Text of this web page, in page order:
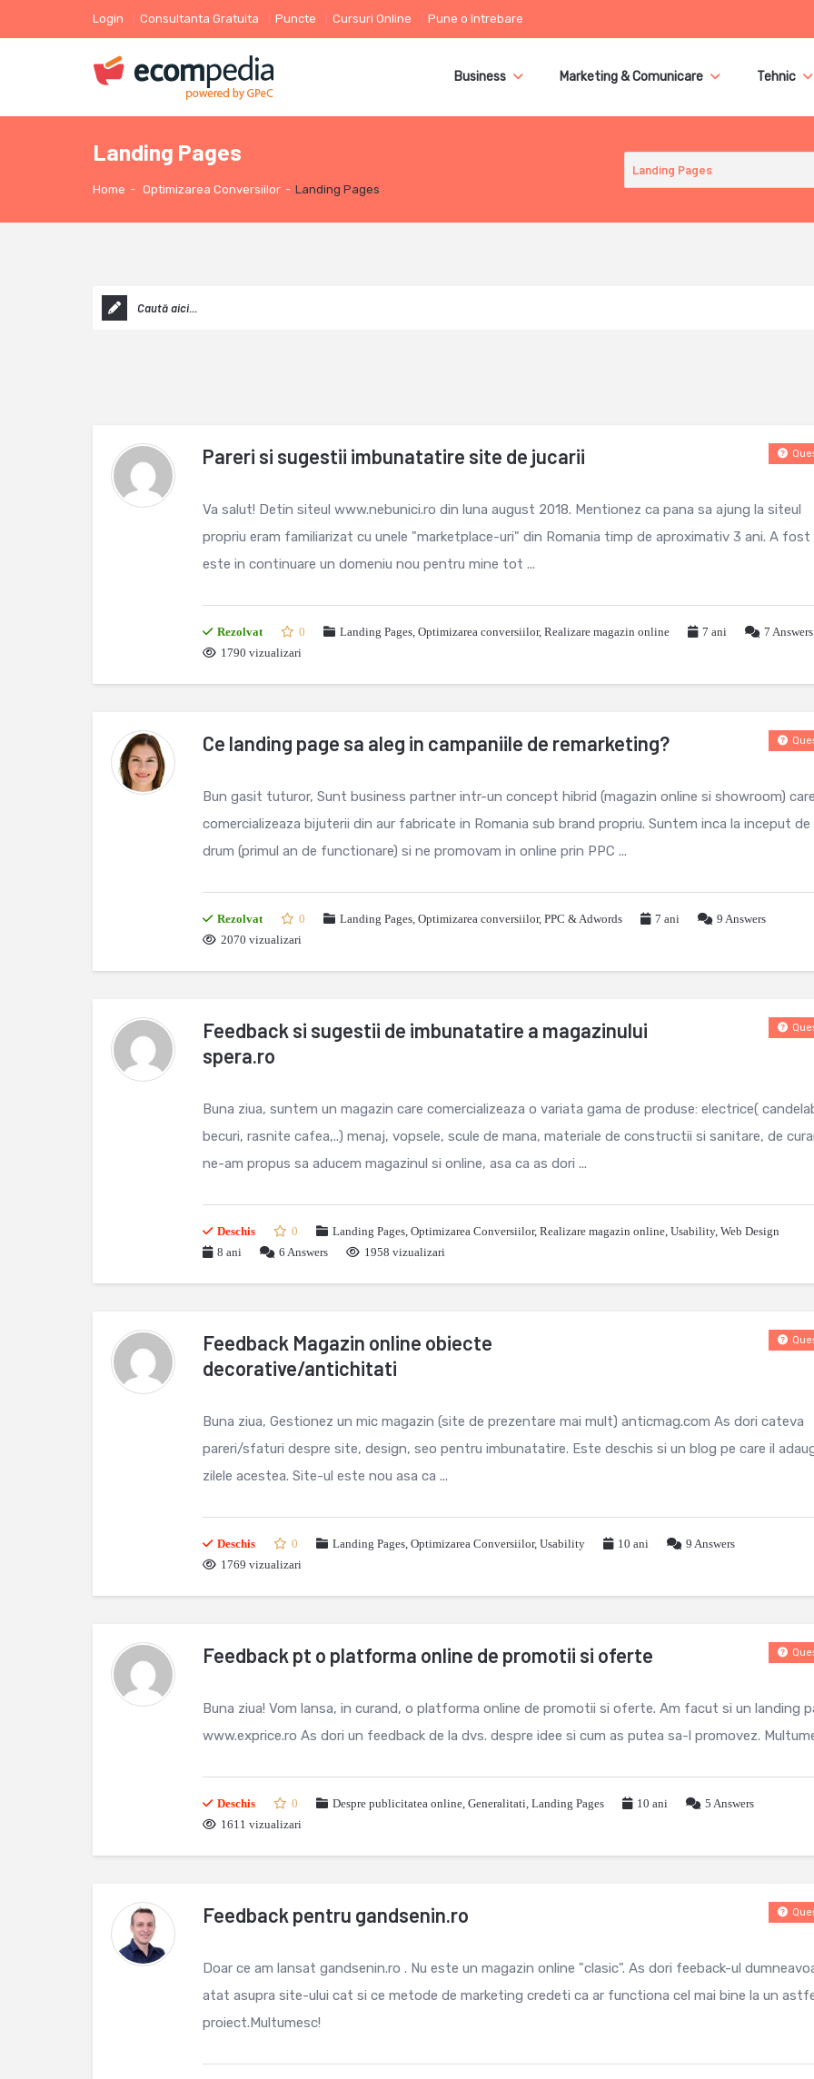
Login Consultanta Gratuita Puncte Cursuri Online Pune o întrebare
Business Marketing & Comunicare Tehnic
Landing Pages
Home - Optimizarea Conversiilor - Landing Pages
Pareri si sugestii imbunatatire site de jucarii
Va salut! Detin siteul www.nebunici.ro din luna august 2018. Mentionez ca pana sa ajung la siteul
propriu eram familiarizat cu unele "marketplace-uri" din Romania timp de aproximativ 3 ani. A fost
este in continuare un domeniu nou pentru mine tot ...
Rezolvat 0 Landing Pages, Optimizarea conversiilor, Realizare magazin online 7 ani 7 Answers
1790 vizualizari
Ce landing page sa aleg in campaniile de remarketing?
Bun gasit tuturor, Sunt business partner intr-un concept hibrid (magazin online si showroom) care
comercializeaza bijuterii din aur fabricate in Romania sub brand propriu. Suntem inca la inceput de
drum (primul an de functionare) si ne promovam in online prin PPC ...
Rezolvat 0 Landing Pages, Optimizarea conversiilor, PPC & Adwords 7 ani 9 Answers
2070 vizualizari
Feedback si sugestii de imbunatatire a magazinului
spera.ro
Buna ziua, suntem un magazin care comercializeaza o variata gama de produse: electrice(
becuri, rasnite cafea,..) menaj, vopsele, scule de mana, materiale de constructii si sanitare, de
ne-am propus sa aducem magazinul si online, asa ca as dori ...
Deschis 0 Landing Pages, Optimizarea Conversiilor, Realizare magazin online, Usability, Web Design
8 ani
6 Answers 1958 vizualizari
Feedback Magazin online obiecte
decorative/antichitati
Buna ziua, Gestionez un mic magazin (site de prezentare mai mult) anticmag.com As dori cateva
pareri/sfaturi despre site, design, seo pentru imbunatatire. Este deschis si un blog pe care il
zilele acestea. Site-ul este nou asa ca ...
Deschis 0 Landing Pages, Optimizarea Conversiilor, Usability 10 ani 9 Answers
1769 vizualizari
Feedback pt o platforma online de promotii si oferte
Buna ziua! Vom lansa, in curand, o platforma online de promotii si oferte. Am facut si un landing
www.exprice.ro As dori un feedback de la dvs. despre idee si cum as putea sa-l promovez.
Deschis 0 Despre publicitatea online, Generalitati, Landing Pages 10 ani 5 Answers
1611 vizualizari
Feedback pentru gandsenin.ro
Doar ce am lansat gandsenin.ro . Nu este un magazin online "clasic". As dori feeback-ul
atat asupra site-ului cat si ce metode de marketing credeti ca ar functiona cel mai bine la un
proiect.Multumesc!